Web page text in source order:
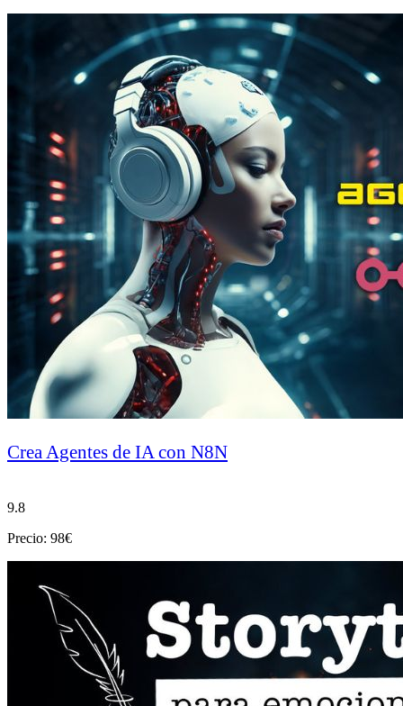
Crea Agentes de IA con N8N
9.8
Precio: 98€